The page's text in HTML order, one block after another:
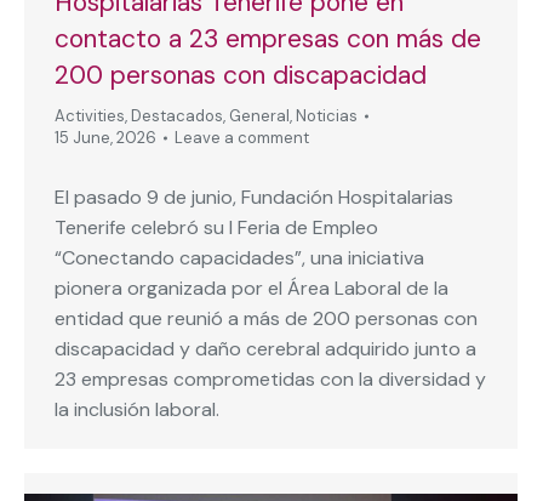
contacto a 23 empresas con más de
200 personas con discapacidad
Activities, Destacados, General, Noticias
15 June, 2026
Leave a comment
El pasado 9 de junio, Fundación Hospitalarias
Tenerife celebró su I Feria de Empleo
“Conectando capacidades”, una iniciativa
pionera organizada por el Área Laboral de la
entidad que reunió a más de 200 personas con
discapacidad y daño cerebral adquirido junto a
23 empresas comprometidas con la diversidad y
la inclusión laboral.